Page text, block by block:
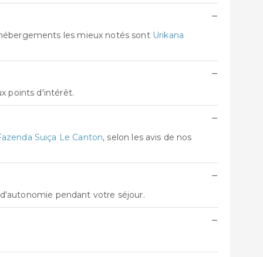
−
les mieux notés sont Urikana
−
points d'intérêt.
−
Suiça Le Canton, selon les avis de nos
−
pendant votre séjour.
−